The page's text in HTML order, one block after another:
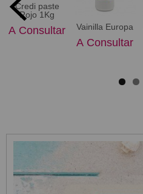
Credi paste
Rojo 1Kg
A Consultar Vainilla Europa
A Consultar